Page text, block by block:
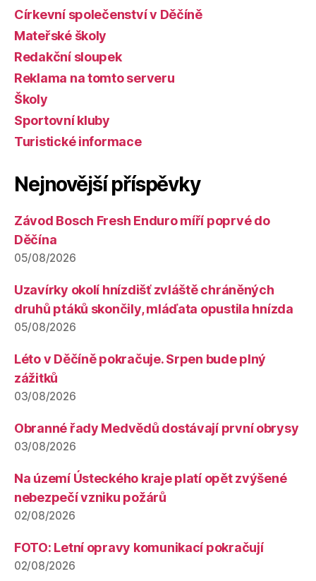
Církevní společenství v Děčíně
Mateřské školy
Redakční sloupek
Reklama na tomto serveru
Školy
Sportovní kluby
Turistické informace
Nejnovější příspěvky
Závod Bosch Fresh Enduro míří poprvé do
Děčína
05/08/2026
Uzavírky okolí hnízdišť zvláště chráněných
druhů ptáků skončily, mláďata opustila hnízda
05/08/2026
Léto v Děčíně pokračuje. Srpen bude plný
zážitků
03/08/2026
Obranné řady Medvědů dostávají první obrysy
03/08/2026
Na území Ústeckého kraje platí opět zvýšené
nebezpečí vzniku požárů
02/08/2026
FOTO: Letní opravy komunikací pokračují
02/08/2026